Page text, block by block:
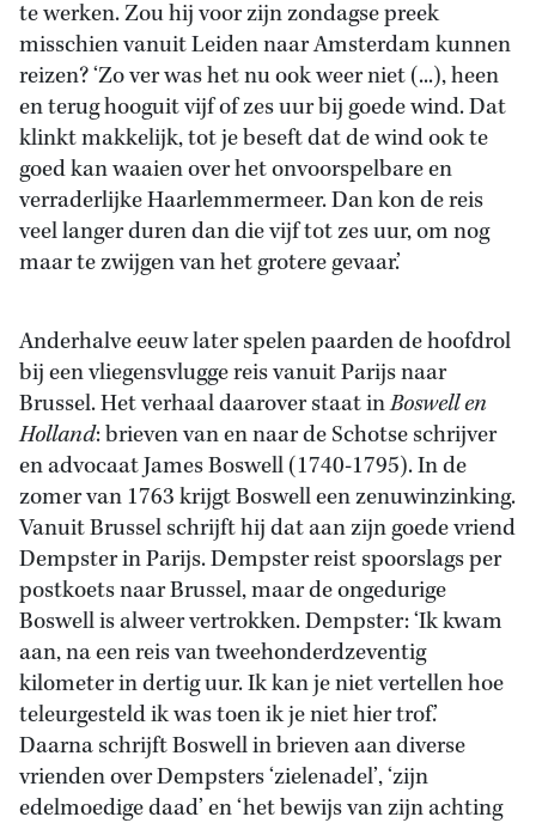
te werken. Zou hij voor zijn zondagse preek
misschien vanuit Leiden naar Amsterdam kunnen
reizen? ‘Zo ver was het nu ook weer niet (...), heen
en terug hooguit vijf of zes uur bij goede wind. Dat
klinkt makkelijk, tot je beseft dat de wind ook te
goed kan waaien over het onvoorspelbare en
verraderlijke Haarlemmermeer. Dan kon de reis
veel langer duren dan die vijf tot zes uur, om nog
maar te zwijgen van het grotere gevaar.’
Anderhalve eeuw later spelen paarden de hoofdrol
bij een vliegensvlugge reis vanuit Parijs naar
Brussel. Het verhaal daarover staat inBoswell en
Holland: brieven van en naar de Schotse schrijver
en advocaat James Boswell (1740-1795). In de
zomer van 1763 krijgt Boswell een zenuwinzinking.
Vanuit Brussel schrijft hij dat aan zijn goede vriend
Dempster in Parijs. Dempster reist spoorslags per
postkoets naar Brussel, maar de ongedurige
Boswell is alweer vertrokken. Dempster: ‘Ik kwam
aan, na een reis van tweehonderdzeventig
kilometer in dertig uur. Ik kan je niet vertellen hoe
teleurgesteld ik was toen ik je niet hier trof.’
Daarna schrijft Boswell in brieven aan diverse
vrienden over Dempsters ‘zielenadel’, ‘zijn
edelmoedige daad’ en ‘het bewijs van zijn achting